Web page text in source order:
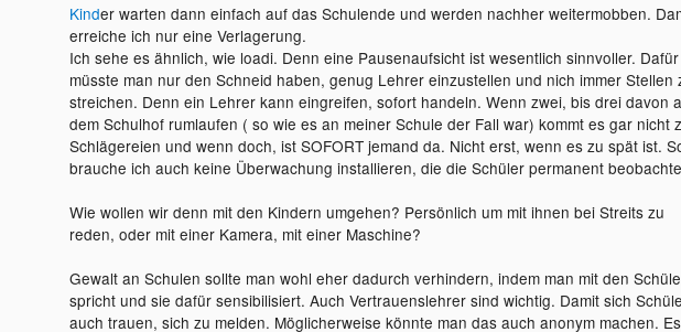
Kinder warten dann einfach auf das Schulende und werden nachher weitermobben.
erreiche ich nur eine Verlagerung.
Ich sehe es ähnlich, wie loadi. Denn eine Pausenaufsicht ist wesentlich sinnvoller. Dafür
müsste man nur den Schneid haben, genug Lehrer einzustellen und nich immer Stellen
streichen. Denn ein Lehrer kann eingreifen, sofort handeln. Wenn zwei, bis drei davon
dem Schulhof rumlaufen ( so wie es an meiner Schule der Fall war) kommt es gar nicht
Schlägereien und wenn doch, ist SOFORT jemand da. Nicht erst, wenn es zu spät ist.
brauche ich auch keine Überwachung installieren, die die Schüler permanent
Wie wollen wir denn mit den Kindern umgehen? Persönlich um mit ihnen bei Streits zu
reden, oder mit einer Kamera, mit einer Maschine?
Gewalt an Schulen sollte man wohl eher dadurch verhindern, indem man mit den
spricht und sie dafür sensibilisiert. Auch Vertrauenslehrer sind wichtig. Damit sich
auch trauen, sich zu melden. Möglicherweise könnte man das auch anonym machen. Es